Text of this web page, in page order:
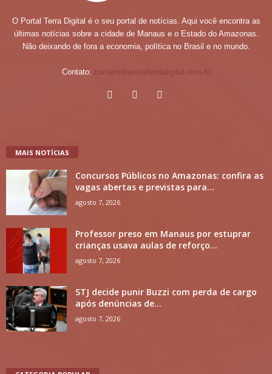
O Portal Terra Digital é o seu portal de notícias. Aqui você encontra as
últimas notícias sobre a cidade de Manaus e o Estado do Amazonas.
Não deixando de fora a economia, política no Brasil e no mundo.
Contato: contato@portalterradigital.com.br
MAIS NOTÍCIAS
Concursos Públicos no Amazonas: confira as
vagas abertas e previstas para...
agosto 7, 2026
Professor preso em Manaus por estuprar
crianças usava aulas de reforço...
agosto 7, 2026
STJ decide punir Buzzi com perda de cargo
após denúncias de...
agosto 7, 2026